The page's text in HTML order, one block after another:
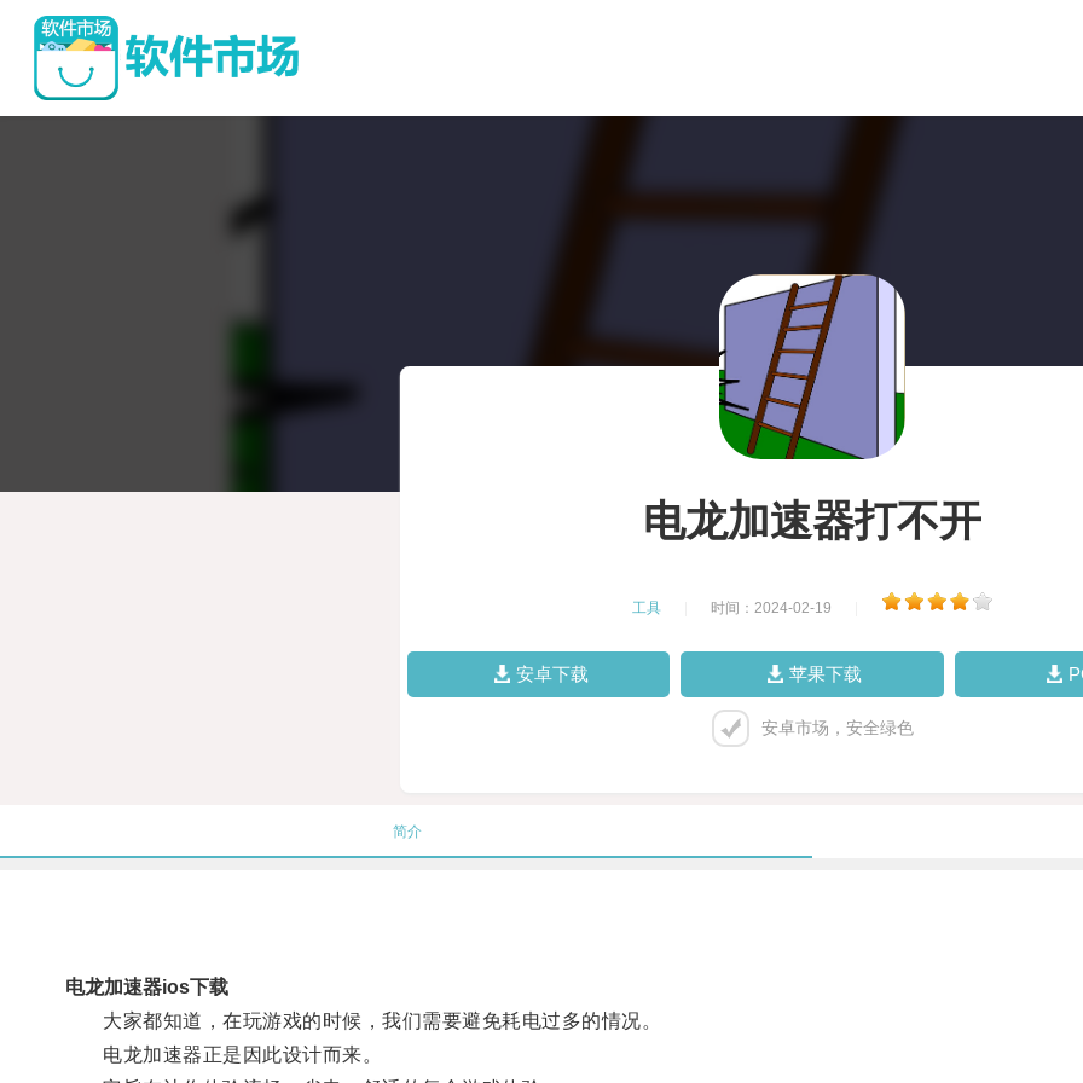
电龙加速器打不开
工具 时间：2024-02-19
安卓下载 苹果下载
安卓市场，安全绿色
简介
电龙加速器ios下载
大家都知道，在玩游戏的时候，我们需要避免耗电过多的情况。
电龙加速器正是因此设计而来。